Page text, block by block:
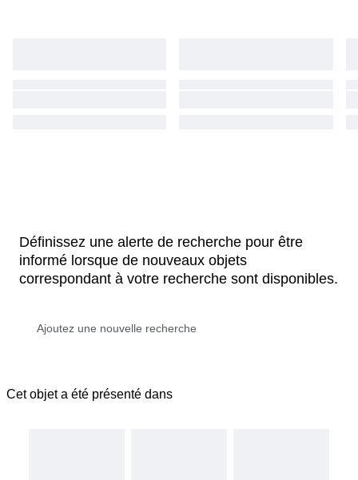
Définissez une alerte de recherche pour être
informé lorsque de nouveaux objets
correspondant à votre recherche sont disponibles.
Cet objet a été présenté dans